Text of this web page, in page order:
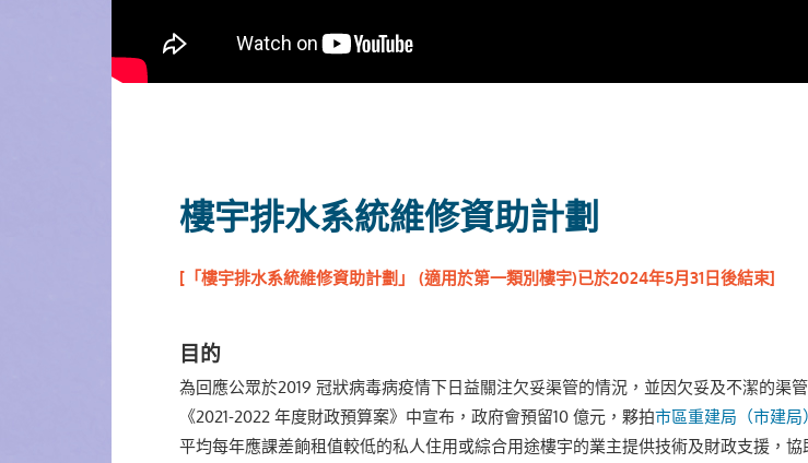
樓宇排水系統維修資助計劃
[「樓宇排水系統維修資助計劃」 (適用於第一類別樓宇)已於2024年5月31日後結束]
目的
為回應公眾於2019 冠狀病毒病疫情下日益關注欠妥渠管的情況，並因欠妥及不潔的渠
《2021-2022 年度財政預算案》中宣布，政府會預留10 億元，夥拍市區重建局（市建局）
平均每年應課差餉租值較低的私人住用或綜合用途樓宇的業主提供技術及財政支援，